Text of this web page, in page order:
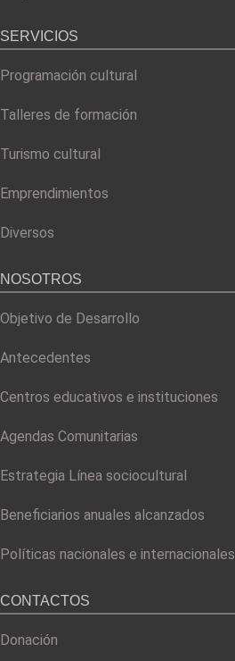
SERVICIOS
Programación cultural
Talleres de formación
Turismo cultural
Emprendimientos
Diversos
NOSOTROS
Objetivo de Desarrollo
Antecedentes
Centros educativos e instituciones
Agendas Comunitarias
Estrategia Línea sociocultural
Beneficiarios anuales alcanzados
Políticas nacionales e internacionales
CONTACTOS
Donación